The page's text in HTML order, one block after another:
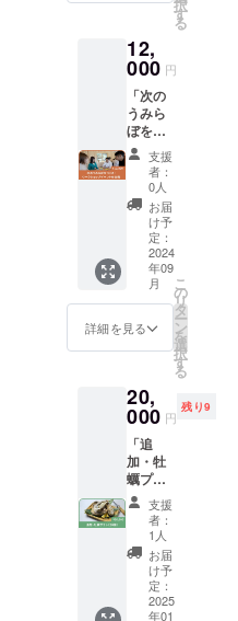
は、う
みらぼ
公式サ
イトか
ら行っ
ていた
だきま
す。 一
般開放
デーの
日程は
うみら
ぼ公式
サイト
でご案
しま
す。
.co.jp/
有効期
限：
2025年
3月
ショッ
プイベ
ントに
ご参加
いただ
けま
す！ ---
イベン
ト開催
予定
日：
2024年
21,22日
ごろを
予定（2
時間程
みら
ぼ 三
重県志
摩市阿
児町鵜
方３６
２６−２
９ アク
セス等
の詳細
情報は
こちら
から
ちらの
ンで
は、う
みらぼ
が主催
するイ
ベント
の参加
権を返
礼品と
して付
与いた
しま
す。
2023年
はイベ
ントを6
回開催
の時々
でさま
ざまで
すが、
例えば
以下の
ような
イベン
トを予
定して
いま
す！ ・
うみら
択
す
る
12,
000 円
「次の
うみら
ぼをつ
くる！
ワーク
ショッ
プイベ
ント参
加権」
イチオ
シのリ
ターン
です！
うみら
ぼ2棟目
のコン
を考
え、一
緒につ
くって
いきま
せん
か？
「土佐
山アカ
デ
ミー」
吉冨慎
作さん
支援
者：
0人
お届
け予
定：
2024
年09
月
詳細を見る
こ
の
リ
タ
ー
ン
を
選
択
す
る
20,
000 円
残り9
「追
加・牡
蠣プラ
ン（20
個）」
英虞湾
で獲れ
た牡蠣
を殻付
きのま
支援
者：
1人
お届
け予
定：
2025
年01